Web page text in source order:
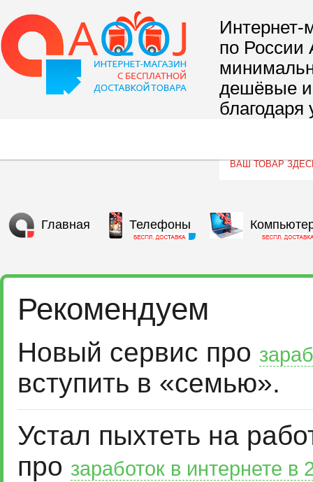
Интернет-
по России
дешёвые и
благодаря
Главная Телефоны
Рекомендуем
Новый сервис про
вступить в «семью».
Устал пыхтеть на
про заработок в интернете в